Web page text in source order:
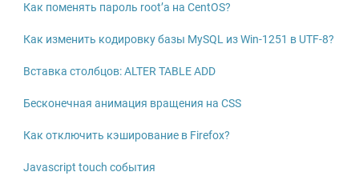
Как поменять пароль root’а на CentOS?
Как изменить кодировку базы MySQL из Win-1251 в UTF-8?
Вставка столбцов: ALTER TABLE ADD
Бесконечная анимация вращения на CSS
Как отключить кэширование в Firefox?
Javascript touch события